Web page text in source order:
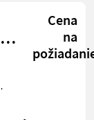
Cena
na